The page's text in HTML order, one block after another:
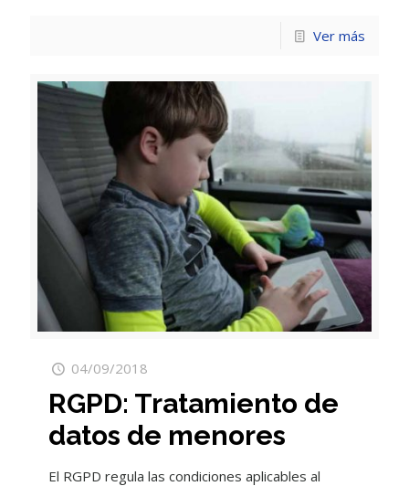
Ver más
04/09/2018
RGPD: Tratamiento de
datos de menores
El RGPD regula las condiciones aplicables al